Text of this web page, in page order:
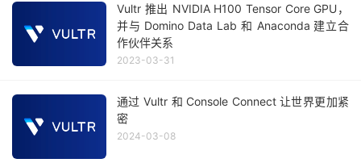
Vultr 推出 NVIDIA H100 Tensor Core GPU，
并与 Domino Data Lab 和 Anaconda 建立合
作伙伴关系
2023-03-31
通过 Vultr 和 Console Connect 让世界更加紧
密
2024-03-08